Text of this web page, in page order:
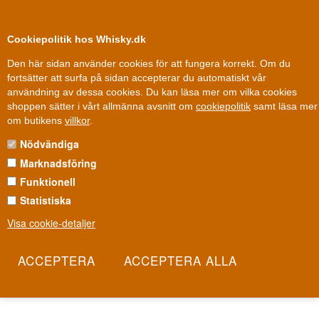
Cookiepolitik hos Whisky.dk
Den här sidan använder cookies för att fungera korrekt. Om du
fortsätter att surfa på sidan accepterar du automatiskt vår
användning av dessa cookies. Du kan läsa mer om vilka cookies
shoppen sätter i vårt allmänna avsnitt om cookiepolitik samt läsa mer
om butikens villkor.
Nödvändiga
Marknadsföring
Funktionell
Statistiska
Visa cookie-detaljer
dkk 100 % Danskägt Ägt och
Andra saker »Likør
LUXARDO SAMBUCA
I Dalmatien skapade Giacomo Luxardo 1821 sin första
maraschinolikör av lokala Marasca-körsbär, ett recept som sedan
fortfarande helt familjeägt, lett av sjätte generationen, vilket gör det
koncern. Bakom varje flaska ligger tvåhundra år av samma